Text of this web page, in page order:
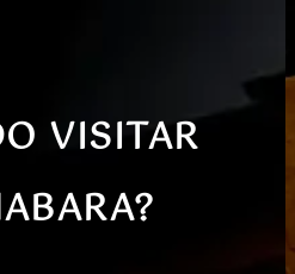
VISITAR
?